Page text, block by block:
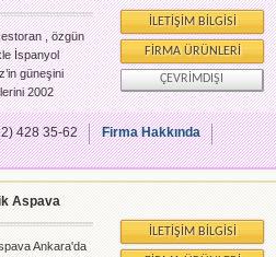
, özgün
İspanyol
güneşini
2002
Hilmi Caddesi
İLETIŞIM BILGISI
FIRMA ÜRÜNLERI
ÇEVRIMDIŞI
428 35-62
Firma Hakkında
Aspava
Ankara'da
İLETIŞIM BILGISI